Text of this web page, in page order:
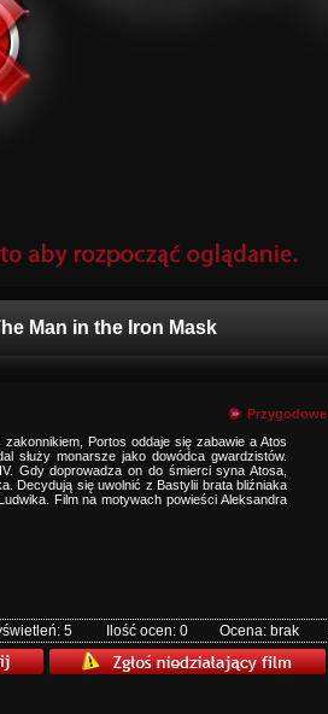
Man in the Iron Mask
Przygodowe
Portos oddaje się zabawie a Atos
służy monarsze jako dowódca gwardzistów.
Gdy doprowadza on do śmierci syna Atosa,
Decydują się uwolnić z Bastylii brata bliźniaka
Film na motywach powieści Aleksandra
5 Ilość ocen: 0 Ocena: brak